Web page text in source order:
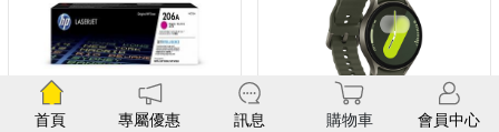
首頁 專屬優惠 訊息 購物車 會員中心